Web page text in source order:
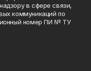
в сфере связи,
коммуникаций по
номер ПИ № ТУ